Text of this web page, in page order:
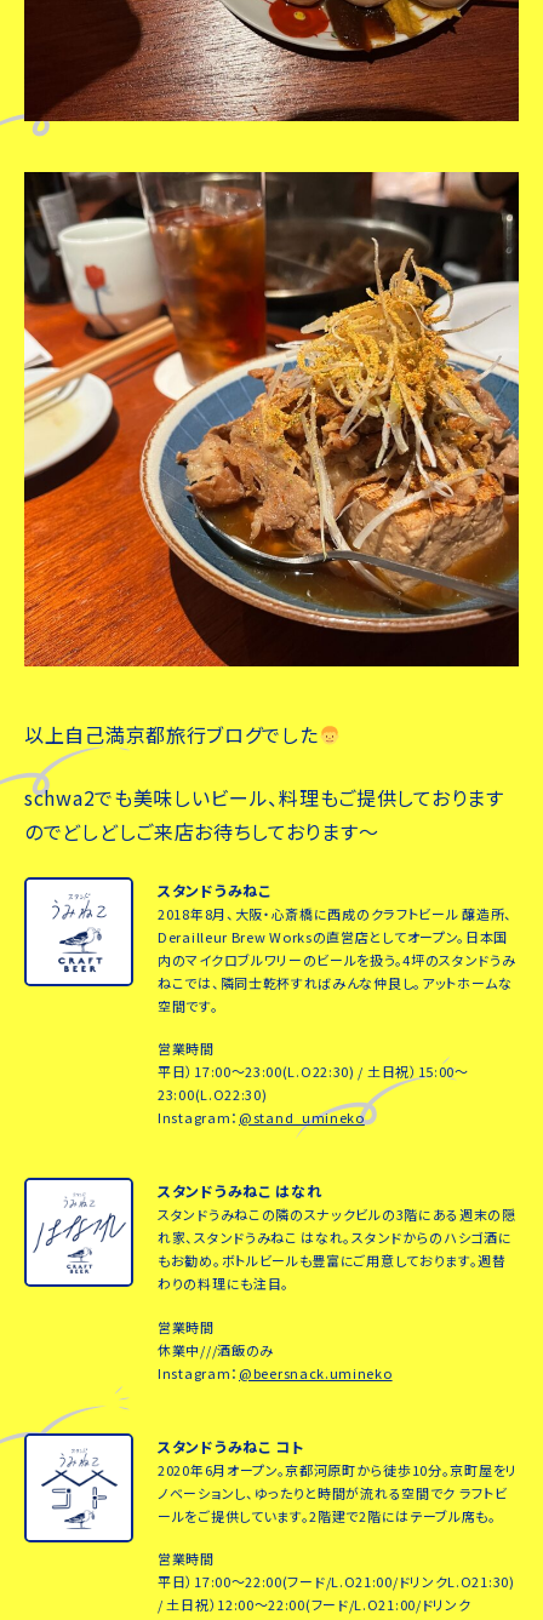
以上自己満京都旅行ブログでした
schwa2でも美味しいビール、料理もご提供しております
のでどしどしご来店お待ちしております〜
スタンドうみねこ
2018年8月、大阪・心斎橋に西成のクラフトビール 醸造所、
Derailleur Brew Worksの直営店としてオープン。日本国
内のマイクロブルワリーのビールを扱う。4坪のスタンドうみ
ねこでは、隣同士乾杯すればみんな仲良し。アットホームな
空間です。
営業時間
平日）17:00～23:00(L.O22:30) / 土日祝）15:00～
23:00(L.O22:30)
Instagram： @stand_umineko
スタンドうみねこ はなれ
スタンドうみねこの隣のスナックビルの3階にある週末の隠
れ家、スタンドうみねこ はなれ。スタンドからのハシゴ酒に
もお勧め。ボトルビールも豊富にご用意しております。週替
わりの料理にも注目。
営業時間
休業中///酒飯のみ
Instagram： @beersnack.umineko
スタンドうみねこ コト
2020年6月オープン。京都河原町から徒歩10分。京町屋をリ
ノベーションし、ゆったりと時間が流れる空間でク ラフトビ
ールをご提供しています。2階建で2階にはテーブル席も。
営業時間
平日）17:00～22:00(フード/L.O21:00/ドリンクL.O21:30)
/ 土日祝）12:00～22:00(フード/L.O21:00/ドリンク